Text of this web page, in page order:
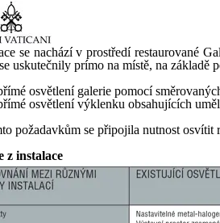
se nachází v prostředí restaurované
uskutečnily prímo na místě, na základě
osvětlení galerie pomocí
osvětlení výklenku obsahujících
požadavkům se připojila nutnost
z instalace